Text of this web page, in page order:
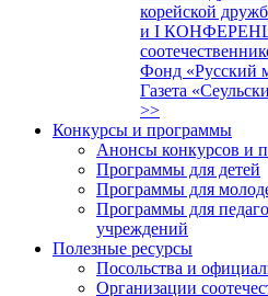
корейской
и I
Фонд «Русский
Газета
>>
Конкурсы и программы
Анонсы конкурсов и
Программы для детей
Программы для
Программы для
учреждений
Полезные ресурсы
Посольства и
Организации